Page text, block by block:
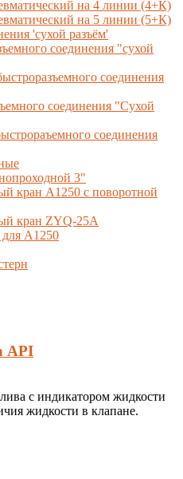
на 4 линии (4+К)
на 5 линии (5+К)
'сухой разъём'
соединения "сухой
соединения
соединения "Сухой
соединения
3"
кран A1250 с поворотной
кран ZYQ-25A
А1250
API
с индикатором жидкости
жидкости в клапане.